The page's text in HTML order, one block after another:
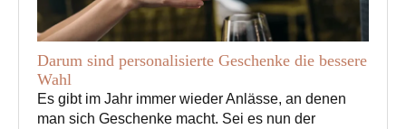
Darum sind personalisierte Geschenke die bessere
Wahl
Es gibt im Jahr immer wieder Anlässe, an denen
man sich Geschenke macht. Sei es nun der